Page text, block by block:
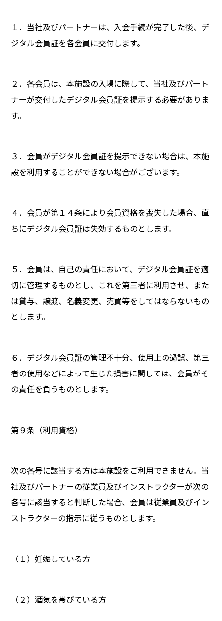
１．当社及びパートナーは、入会手続が完了した後、デ
ジタル会員証を各会員に交付します。
２．各会員は、本施設の入場に際して、当社及びパート
ナーが交付したデジタル会員証を提示する必要がありま
す。
３．会員がデジタル会員証を提示できない場合は、本施
設を利用することができない場合がございます。
４．会員が第１４条により会員資格を喪失した場合、直
ちにデジタル会員証は失効するものとします。
５．会員は、自己の責任において、デジタル会員証を適
切に管理するものとし、これを第三者に利用させ、また
は貸与、譲渡、名義変更、売買等をしてはならないもの
とします。
６．デジタル会員証の管理不十分、使用上の過誤、第三
者の使用などによって生じた損害に関しては、会員がそ
の責任を負うものとします。
第９条（利用資格）
次の各号に該当する方は本施設をご利用できません。当
社及びパートナーの従業員及びインストラクターが次の
各号に該当すると判断した場合、会員は従業員及びイン
ストラクターの指示に従うものとします。
（１）妊娠している方
（２）酒気を帯びている方